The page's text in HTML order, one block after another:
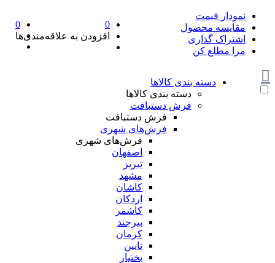
نمودار قیمت
مقایسه محصول
اشتراک گذاری
مرا مطلع کن
0
افزودن به علاقه‌مندی‌ها
0
دسته بندی کالاها
دسته بندی کالاها
فرش دستبافت
فرش دستبافت
فرش‌های شهری
فرش‌های شهری
اصفهان
تبریز
مشهد
کاشان
اردکان
کاشمر
بیرجند
کرمان
نایین
بختیار